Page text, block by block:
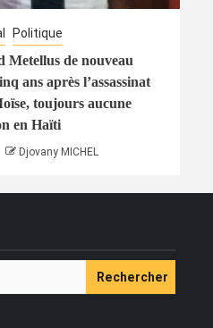
Politique
Metellus de nouveau
ans après l’assassinat
toujours aucune
en Haïti
Djovany MICHEL